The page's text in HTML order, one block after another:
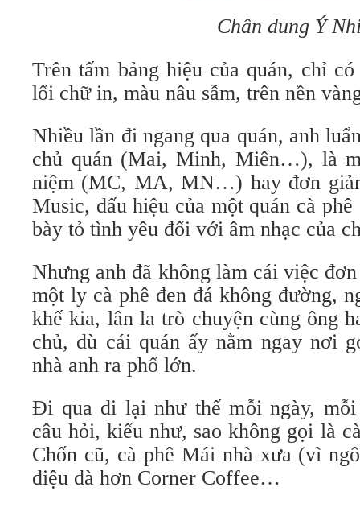
Chân dung Ý
Trên tấm bảng hiệu của quán, chỉ
lối chữ in, màu nâu sẫm, trên nền
Nhiều lần đi ngang qua quán, anh
chủ quán (Mai, Minh, Miên…), là
niệm (MC, MA, MN…) hay đơn
Music, dấu hiệu của một quán cà
bày tỏ tình yêu đối với âm nhạc của
Nhưng anh đã không làm cái việc
một ly cà phê đen đá không đường,
khế kia, lân la trò chuyện cùng ông
chủ, dù cái quán ấy nằm ngay nơi
nhà anh ra phố lớn.
Đi qua đi lại như thế mỗi ngày, mỗi
câu hỏi, kiểu như, sao không gọi là
Chốn cũ, cà phê Mái nhà xưa (vì
điệu đà hơn Corner Coffee…